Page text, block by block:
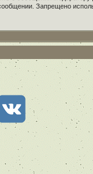
Запрещено